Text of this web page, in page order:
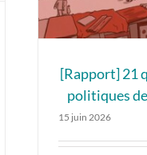
[Rapport] 21
politiques
15 juin 2026